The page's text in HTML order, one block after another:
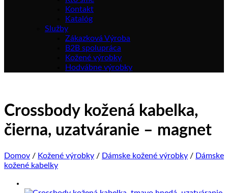
Kontakt
Katalóg
Služby
Zákazková Výroba
B2B spolupráca
Kožené výrobky
Hodvábne výrobky
Crossbody kožená kabelka,
čierna, uzatváranie – magnet
Domov / Kožené výrobky / Dámske kožené výrobky / Dámske
kožené kabelky